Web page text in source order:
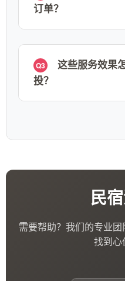
订单？
Q3
这些服务效果
投？
民
需要帮助？我们的专业
找到心